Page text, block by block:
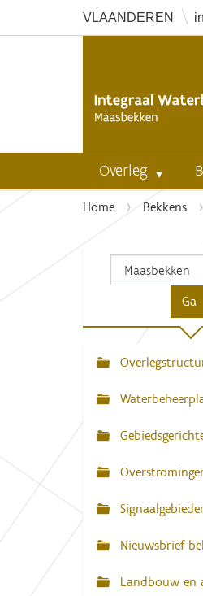
VLAANDEREN
Overleg
U
e
Home Bekkens
N
a
i
g
t
Nieuwsbrief
Landbouw en